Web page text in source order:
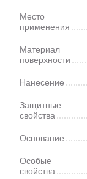
Место
применения
Материал
поверхности
Нанесение
Защитные
свойства
Основание
Особые
свойства